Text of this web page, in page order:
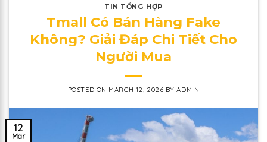
TIN TỔNG HỢP
Tmall Có Bán Hàng Fake
Không? Giải Đáp Chi Tiết Cho
Người Mua
POSTED ON MARCH 12, 2026 BYADMIN
12
Mar